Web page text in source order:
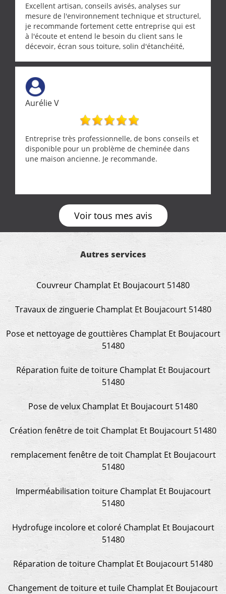
Excellent artisan, conseils avisés, analyses sur
mesure de l'environnement technique et structurel,
je recommande fortement cette entreprise qui est
à l'écoute et entend le besoin du client sans le
décevoir, écran sous toiture, solin d'étanchéité,
récupérateur d'eau, tout a été parfaitement mis en
œuvre sans besoin d'y revenir. confiance assurée.
Aurélie V
Entreprise très professionnelle, de bons conseils et
disponible pour un problème de cheminée dans
une maison ancienne. Je recommande.
Voir tous mes avis
Autres services
Couvreur Champlat Et Boujacourt 51480
Travaux de zinguerie Champlat Et Boujacourt 51480
Pose et nettoyage de gouttières Champlat Et Boujacourt
51480
Réparation fuite de toiture Champlat Et Boujacourt
51480
Pose de velux Champlat Et Boujacourt 51480
Création fenêtre de toit Champlat Et Boujacourt 51480
remplacement fenêtre de toit Champlat Et Boujacourt
51480
Imperméabilisation toiture Champlat Et Boujacourt
51480
Hydrofuge incolore et coloré Champlat Et Boujacourt
51480
Réparation de toiture Champlat Et Boujacourt 51480
Changement de toiture et tuile Champlat Et Boujacourt